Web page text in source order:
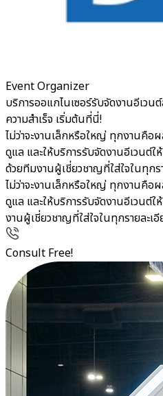
Event Organizer
บริการออแกไนเซอร์รับจัดงานอีเวน
ความสำเร็จ เริ่มต้นที่นี่!
ไม่ว่าจะงานเล็กหรือใหญ่ ทุกงานคือ
ดูแล และให้บริการรับจัดงานอีเวนต์
ด้วยทีมงานผู้เชี่ยวชาญที่ใส่ใจในทุกร
ไม่ว่าจะงานเล็กหรือใหญ่ ทุกงานคือ
ดูแล และให้บริการรับจัดงานอีเวนต์
งานผู้เชี่ยวชาญที่ใส่ใจในทุกรายละเ
Consult Free!